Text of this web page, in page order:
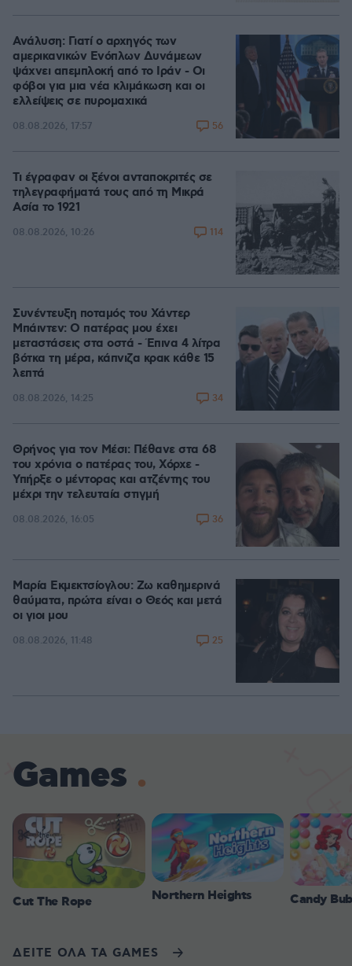
Ανάλυση: Γιατί ο αρχηγός των
αμερικανικών Ενόπλων Δυνάμεων
ψάχνει απεμπλοκή από το Ιράν - Οι
φόβοι για μια νέα κλιμάκωση και οι
ελλείψεις σε πυρομαχικά
08.08.2026, 17:57 56
Τι έγραφαν οι ξένοι ανταποκριτές σε
τηλεγραφήματά τους από τη Μικρά
Ασία το 1921
08.08.2026, 10:26 114
Συνέντευξη ποταμός του Χάντερ
Μπάιντεν: Ο πατέρας μου έχει
μεταστάσεις στα οστά - Έπινα 4 λίτρα
βότκα τη μέρα, κάπνιζα κρακ κάθε 15
λεπτά
08.08.2026, 14:25 34
Θρήνος για τον Μέσι: Πέθανε στα 68
του χρόνια ο πατέρας του, Χόρχε -
Υπήρξε ο μέντορας και ατζέντης του
μέχρι την τελευταία στιγμή
08.08.2026, 16:05 36
Μαρία Εκμεκτσίογλου: Ζω καθημερινά
θαύματα, πρώτα είναι ο Θεός και μετά
οι γιοι μου
08.08.2026, 11:48 25
Games
Cut The Rope Northern Heights Candy
ΔΕΙΤΕ ΟΛΑ ΤΑ GAMES